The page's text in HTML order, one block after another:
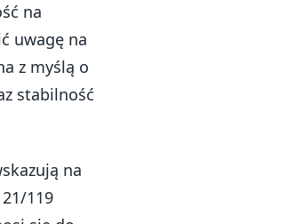
na
uwagę na
z myślą o
stabilność
na
119